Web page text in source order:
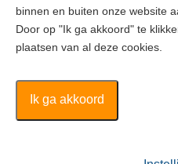
ZZPers
Inschrijven
binnen en buiten onze website
Door op "Ik ga akkoord" te
plaatsen van al deze cookies.
Ik ga akkoord